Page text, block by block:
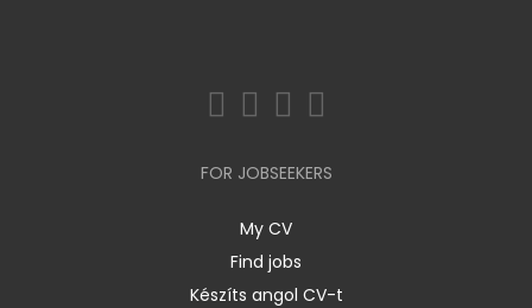
FOR JOBSEEKERS
My CV
Find jobs
Készíts angol CV-t